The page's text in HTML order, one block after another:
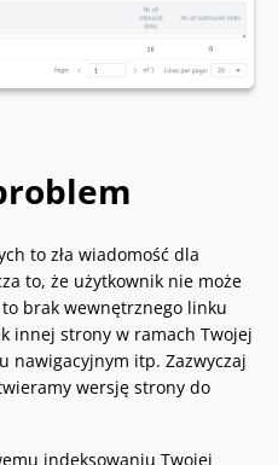
to zła wiadomość dla
to, że użytkownik nie może
brak wewnętrznego linku
innej strony w ramach Twojej
nawigacyjnym itp. Zazwyczaj
wersję strony do
indeksowaniu Twojej